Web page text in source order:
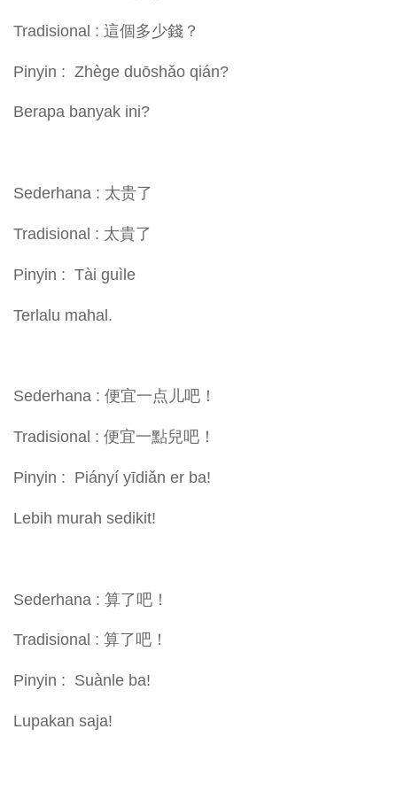
Tradisional : 這個多少錢？
Pinyin : Zhège duōshǎo qián?
Berapa banyak ini?
Sederhana : 太贵了
Tradisional : 太貴了
Pinyin : Tài guìle
Terlalu mahal.
Sederhana : 便宜一点儿吧！
Tradisional : 便宜一點兒吧！
Pinyin : Piányí yīdiǎn er ba!
Lebih murah sedikit!
Sederhana : 算了吧！
Tradisional : 算了吧！
Pinyin : Suànle ba!
Lupakan saja!